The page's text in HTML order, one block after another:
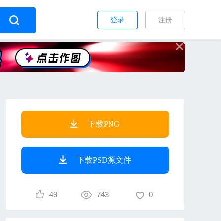
注册
登录
下载PNG
下载PSD源文件
49 743 0